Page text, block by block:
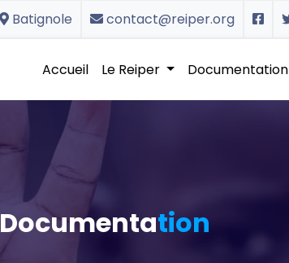
Batignole contact@reiper.org
Accueil Le Reiper Documentation
Documentation